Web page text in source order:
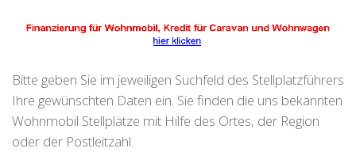
Bitte geben Sie im jeweiligen Suchfeld des Stellplatzführers
Ihre gewünschten Daten ein. Sie finden die uns bekannten
Wohnmobil Stellplätze mit Hilfe des Ortes, der Region
oder der Postleitzahl.